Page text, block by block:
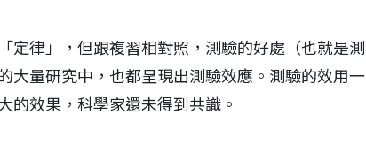
定律」，但跟複習相對照，測驗的好處（也就是測
大量研究中，也都呈現出測驗效應。測驗的效用一
的效果，科學家還未得到共識。